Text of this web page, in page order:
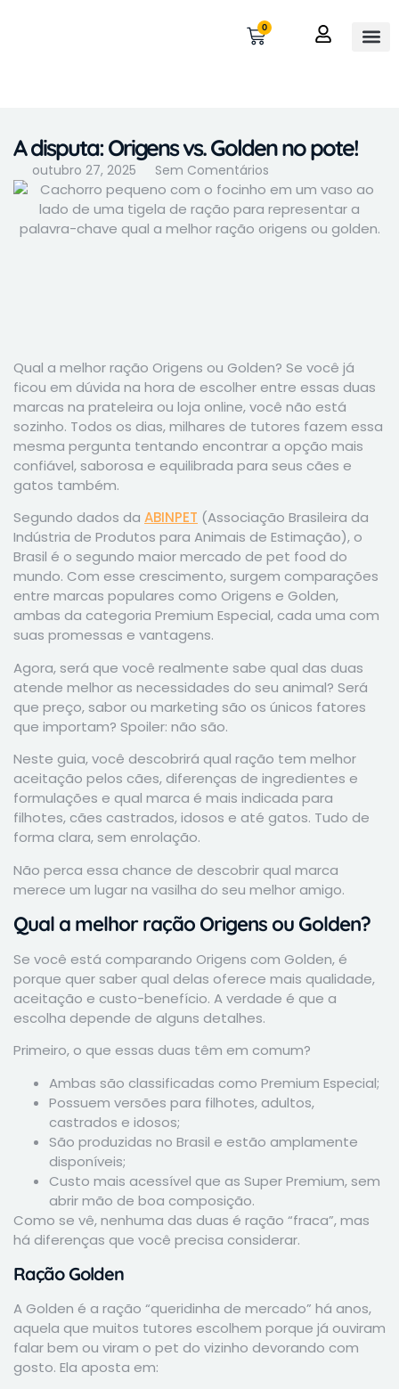
0
A disputa: Origens vs. Golden no pote!
outubro 27, 2025 Sem Comentários
Qual a melhor ração Origens ou Golden? Se você já
ficou em dúvida na hora de escolher entre essas duas
marcas na prateleira ou loja online, você não está
sozinho. Todos os dias, milhares de tutores fazem essa
mesma pergunta tentando encontrar a opção mais
confiável, saborosa e equilibrada para seus cães e
gatos também.
Segundo dados da ABINPET (Associação Brasileira da
Indústria de Produtos para Animais de Estimação), o
Brasil é o segundo maior mercado de pet food do
mundo. Com esse crescimento, surgem comparações
entre marcas populares como Origens e Golden,
ambas da categoria Premium Especial, cada uma com
suas promessas e vantagens.
Agora, será que você realmente sabe qual das duas
atende melhor as necessidades do seu animal? Será
que preço, sabor ou marketing são os únicos fatores
que importam? Spoiler: não são.
Neste guia, você descobrirá qual ração tem melhor
aceitação pelos cães, diferenças de ingredientes e
formulações e qual marca é mais indicada para
filhotes, cães castrados, idosos e até gatos. Tudo de
forma clara, sem enrolação.
Não perca essa chance de descobrir qual marca
merece um lugar na vasilha do seu melhor amigo.
Qual a melhor ração Origens ou Golden?
Se você está comparando Origens com Golden, é
porque quer saber qual delas oferece mais qualidade,
aceitação e custo-benefício. A verdade é que a
escolha depende de alguns detalhes.
Primeiro, o que essas duas têm em comum?
Ambas são classificadas como Premium Especial;
Possuem versões para filhotes, adultos,
castrados e idosos;
São produzidas no Brasil e estão amplamente
disponíveis;
Custo mais acessível que as Super Premium, sem
abrir mão de boa composição.
Como se vê, nenhuma das duas é ração “fraca”, mas
há diferenças que você precisa considerar.
Ração Golden
A Golden é a ração “queridinha de mercado” há anos,
aquela que muitos tutores escolhem porque já ouviram
falar bem ou viram o pet do vizinho devorando com
gosto. Ela aposta em: